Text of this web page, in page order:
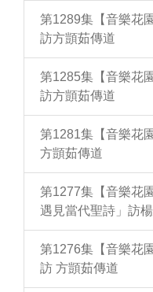
第1289集【音樂花
訪方顗茹傳道
第1285集【音樂花
訪方顗茹傳道
第1281集【音樂花
方顗茹傳道
第1277集【音樂花
遇見當代聖詩」訪
第1276集【音樂花
訪 方顗茹傳道